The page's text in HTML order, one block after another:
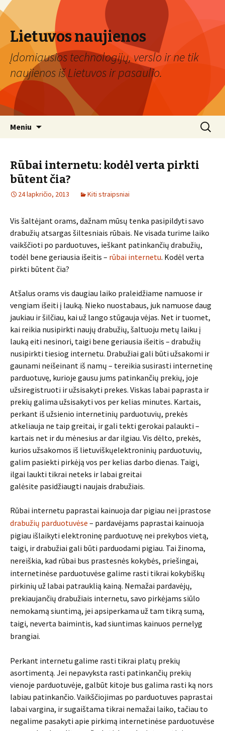
Lietuvos naujienos
Įdomiausios technologijų, verslo ir ne tik
naujienos iš Lietuvos ir pasaulio.
Meniu Ieškoti:
Rūbai internetu: kodėl verta pirkti
būtent čia?
24 lapkričio, 2013 Kiti straipsniai
Vis šaltėjant orams, dažnam mūsų tenka pasipildyti savo
drabužių atsargas šiltesniais rūbais. Ne visada turime laiko
vaikščioti po parduotuves, ieškant patinkančių drabužių,
todėl bene geriausia išeitis – rūbai internetu. Kodėl verta
pirkti būtent čia?
Atšalus orams vis daugiau laiko praleidžiame namuose ir
vengiam išeiti į lauką. Nieko nuostabaus, juk namuose daug
jaukiau ir šilčiau, kai už lango stūgauja vėjas. Net ir tuomet,
kai reikia nusipirkti naujų drabužių, šaltuoju metų laiku į
lauką eiti nesinori, taigi bene geriausia išeitis – drabužių
nusipirkti tiesiog internetu. Drabužiai gali būti užsakomi ir
gaunami neišeinant iš namų – tereikia susirasti internetinę
parduotuvę, kurioje gausu jums patinkančių prekių, joje
užsiregistruoti ir užsisakyti prekes. Viskas labai paprasta ir
prekių galima užsisakyti vos per kelias minutes. Kartais,
perkant iš užsienio internetinių parduotuvių, prekės
atkeliauja ne taip greitai, ir gali tekti gerokai palaukti –
kartais net ir du mėnesius ar dar ilgiau. Vis dėlto, prekės,
kurios užsakomos iš lietuviškųelektroninių parduotuvių,
galim pasiekti pirkėją vos per kelias darbo dienas. Taigi,
ilgai laukti tikrai neteks ir labai greitai
galėsite pasidžiaugti naujais drabužiais.
Rūbai internetu paprastai kainuoja dar pigiau nei įprastose
drabužių parduotuvėse – pardavėjams paprastai kainuoja
pigiau išlaikyti elektroninę parduotuvę nei prekybos vietą,
taigi, ir drabužiai gali būti parduodami pigiau. Tai žinoma,
nereiškia, kad rūbai bus prastesnės kokybės, priešingai,
internetinėse parduotuvėse galime rasti tikrai kokybiškų
pirkinių už labai patrauklią kainą. Nemažai pardavėjų,
prekiaujančių drabužiais internetu, savo pirkėjams siūlo
nemokamą siuntimą, jei apsiperkama už tam tikrą sumą,
taigi, neverta baimintis, kad siuntimas kainuos pernelyg
brangiai.
Perkant internetu galime rasti tikrai platų prekių
asortimentą. Jei nepavyksta rasti patinkančių prekių
vienoje parduotuvėje, galbūt kitoje bus galima rasti ką nors
labiau patinkančio. Vaikščiojimas po parduotuves paprastai
labai vargina, ir sugaištama tikrai nemažai laiko, tačiau to
negalime pasakyti apie pirkimą internetinėse parduotuvėse